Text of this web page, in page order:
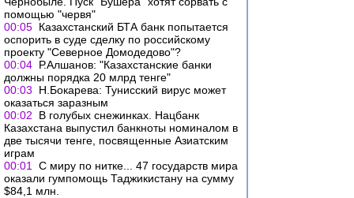
помощью "червя"
00:05 Казахстанский БТА банк попытается
оспорить в суде сделку по российскому
проекту "Северное Домодедово"?
00:04 Р.Алшанов: "Казахстанские банки
должны порядка 20 млрд тенге"
00:03
Н.Бокарева: Тунисский вирус может
оказаться заразным
00:02
В голубых снежинках. Нацбанк
Казахстана выпустил банкноты номиналом в
две тысячи тенге, посвященные Азиатским
играм
00:01
С миру по нитке... 47 государств мира
оказали гумпомощь Таджикистану на сумму
$84,1 млн.